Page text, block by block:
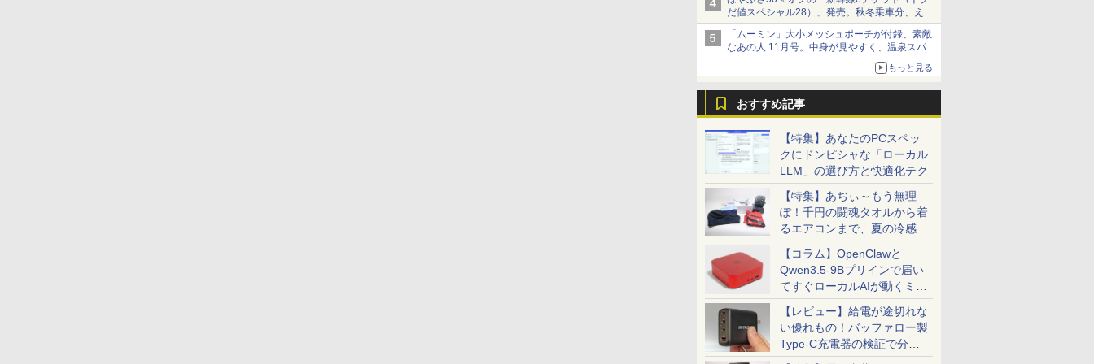
だ値スペシャル28）」発売。秋冬乗車分、えき
ねっと限定
「ムーミン」大小メッシュポーチが付録、素敵
なあの人 11月号。中身が見やすく、温泉スパに
もっと見る
おすすめ記事
【特集】あなたのPCスペッ
クにドンピシャな「ローカル
LLM」の選び方と快適化テク
【特集】あぢぃ～もう無理
ぽ！千円の闘魂タオルから着
るエアコンまで、夏の冷感グ
ッズ一挙紹介
【コラム】OpenClawと
Qwen3.5-9Bプリインで届い
てすぐローカルAIが動くミニ
PC「SER9 Pro」
【レビュー】給電が途切れな
い優れもの！バッファロー製
Type-C充電器の検証で分か
ったこと